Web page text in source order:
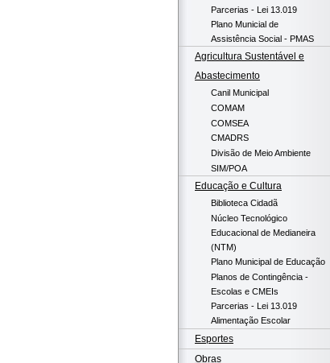
Parcerias - Lei 13.019
Plano Municial de
Assistência Social - PMAS
Agricultura Sustentável e
Abastecimento
Canil Municipal
COMAM
COMSEA
CMADRS
Divisão de Meio Ambiente
SIM/POA
Educação e Cultura
Biblioteca Cidadã
Núcleo Tecnológico
Educacional de Medianeira
(NTM)
Plano Municipal de Educação
Planos de Contingência -
Escolas e CMEIs
Parcerias - Lei 13.019
Alimentação Escolar
Esportes
Obras